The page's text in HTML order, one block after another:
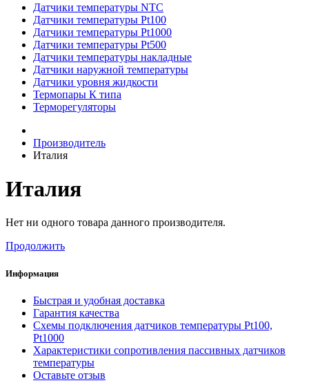
Датчики температуры NTC
Датчики температуры Pt100
Датчики температуры Pt1000
Датчики температуры Pt500
Датчики температуры накладные
Датчики наружной температуры
Датчики уровня жидкости
Термопары К типа
Терморегуляторы
Производитель
Италия
Италия
Нет ни одного товара данного производителя.
Продолжить
Информация
Быстрая и удобная доставка
Гарантия качества
Схемы подключения датчиков температуры Pt100,
Pt1000
Характеристики сопротивления пассивных датчиков
температуры
Оставьте отзыв